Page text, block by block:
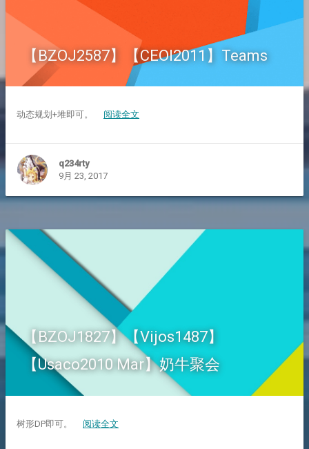
【BZOJ2587】【CEOI2011】Teams
动态规划+堆即可。 阅读全文
q234rty
9月 23, 2017
【BZOJ1827】【Vijos1487】
【Usaco2010 Mar】奶牛聚会
树形DP即可。 阅读全文